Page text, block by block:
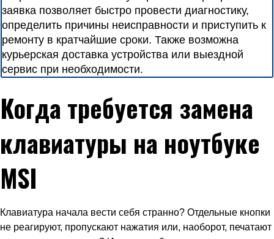
заявка позволяет быстро провести диагностику,
определить причины неисправности и приступить к
ремонту в кратчайшие сроки. Также возможна
курьерская доставка устройства или выездной
сервис при необходимости.
Когда требуется замена
клавиатуры на ноутбуке
MSI
Клавиатура начала вести себя странно? Отдельные кнопки
не реагируют, пропускают нажатия или, наоборот, печатают